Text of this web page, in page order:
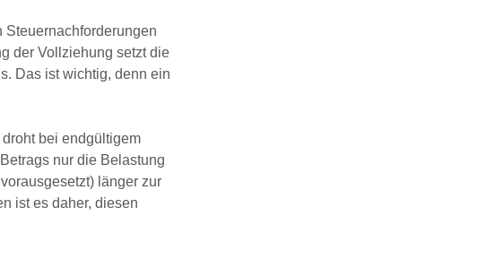
Steuernachforderungen
der Vollziehung setzt die
Das ist wichtig, denn ein
bei endgültigem
nur die Belastung
länger zur
ist es daher, diesen